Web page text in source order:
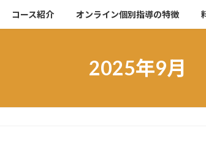
コース紹介 オンライン個別指導の特徴
2025年9月